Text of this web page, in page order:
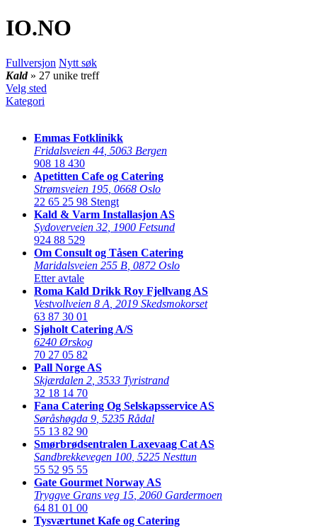
IO.NO
Fullversjon Nytt søk
Kald » 27 unike treff
Velg sted
Kategori
Emmas Fotklinikk
Fridalsveien 44 5063 Bergen
908 18 430
Apetitten Cafe og Catering
Strømsveien 195 0668 Oslo
22 65 25 98 Stengt
Kald & Varm Installasjon AS
Sydoverveien 32 1900 Fetsund
924 88 529
Om Consult og Tåsen Catering
Maridalsveien 255 B 0872 Oslo
Etter avtale
Roma Kald Drikk Roy Fjellvang AS
Vestvollveien 8 A 2019 Skedsmokorset
63 87 30 01
Sjøholt Catering A/S
6240 Ørskog
70 27 05 82
Pall Norge AS
Skjærdalen 2 3533 Tyristrand
32 18 14 70
Fana Catering Og Selskapsservice AS
Søråshøgda 9 5235 Rådal
55 13 82 90
Smørbrødsentralen Laxevaag Cat AS
Sandbrekkevegen 100 5225 Nesttun
55 52 95 55
Gate Gourmet Norway AS
Tryggve Grans veg 15 2060 Gardermoen
64 81 01 00
Tysværtunet Kafe og Catering